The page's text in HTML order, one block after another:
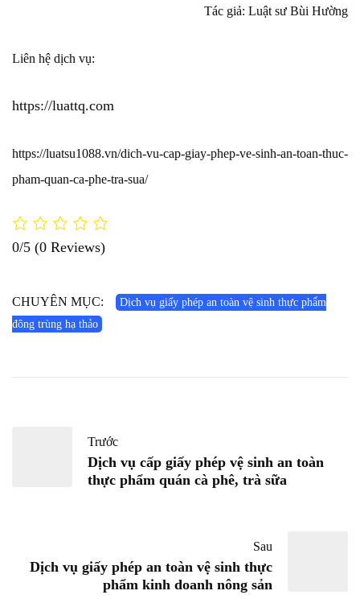
Tác giả: Luật sư Bùi Hường
Liên hệ dịch vụ:
https://luattq.com
https://luatsu1088.vn/dich-vu-cap-giay-phep-ve-sinh-an-toan-thuc-
pham-quan-ca-phe-tra-sua/
0/5 (0 Reviews)
CHUYÊN MỤC:
Dịch vụ giấy phép an toàn vệ sinh thực phẩm
đông trùng hạ thảo
Trước
Dịch vụ cấp giấy phép vệ sinh an toàn
thực phẩm quán cà phê, trà sữa
Sau
Dịch vụ giấy phép an toàn vệ sinh thực
phẩm kinh doanh nông sản